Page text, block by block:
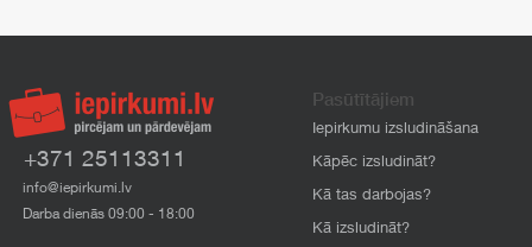
+371 25113311
info@iepirkumi.lv
Darba dienās 09:00 - 18:00
Pasūtītājiem
Iepirkumu izsludināšana
Kāpēc izsludināt?
Kā tas darbojas?
Kā izsludināt?